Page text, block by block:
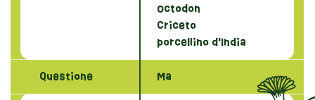
Octodon
Criceto
porcellino d'India
Questione Ma